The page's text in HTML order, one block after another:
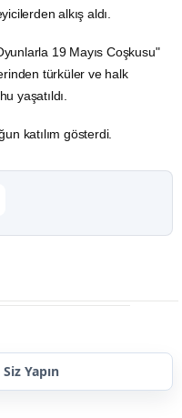
alkış aldı.
19 Mayıs Coşkusu"
türküler ve halk
yaşatıldı.
katılım gösterdi.
Yapın